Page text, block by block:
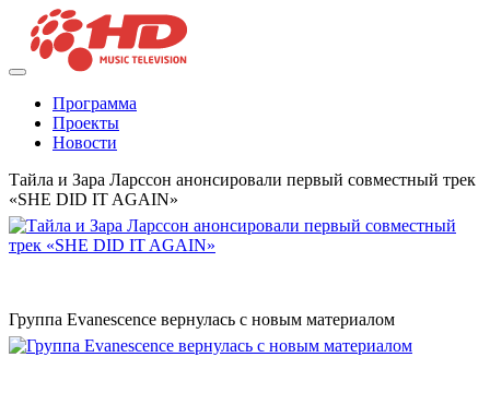
Программа
Проекты
Новости
Тайла и Зара Ларссон анонсировали первый совместный трек
«SHE DID IT AGAIN»
Группа Evanescence вернулась с новым материалом